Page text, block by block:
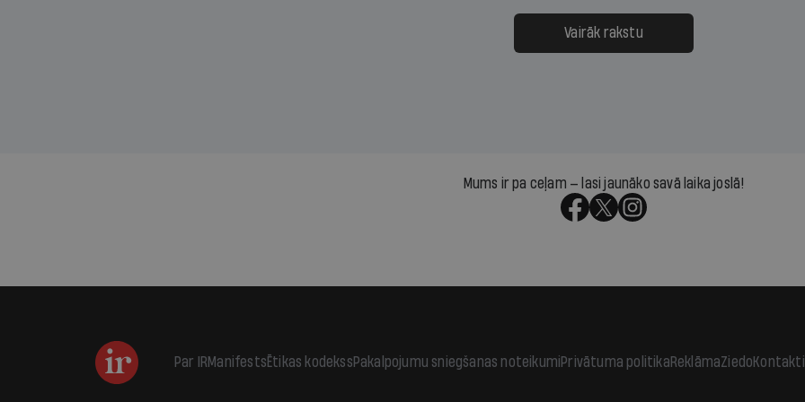
samaksāt augstos procentus,
kas jāpārskaita jau trīs dienas
pirms nākamās sapulces
uzcītīga darba, mammas
atbalsts un drosme
meteovērojumus arī tad,
Vairāk rakstu
Mums ir pa ceļam — lasi jaunāko savā laika joslā!
Par IRManifestsĒtikas kodekssPakalpojumu sniegšanas noteikumiPrivātuma politikaReklāmaZiedoKontakti